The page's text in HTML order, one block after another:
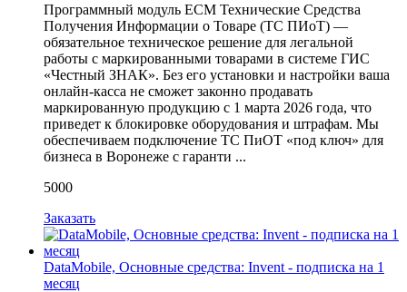
Программный модуль ЕСМ Технические Средства
Получения Информации о Товаре (ТС ПИоТ) —
обязательное техническое решение для легальной
работы с маркированными товарами в системе ГИС
«Честный ЗНАК». Без его установки и настройки ваша
онлайн-касса не сможет законно продавать
маркированную продукцию с 1 марта 2026 года, что
приведет к блокировке оборудования и штрафам. Мы
обеспечиваем подключение ТС ПиОТ «под ключ» для
бизнеса в Воронеже с гаранти ...
5000
Заказать
DataMobile, Основные средства: Invent - подписка на 1
месяц